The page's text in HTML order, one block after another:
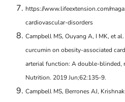
https://www.lifeextension.com/
cardiovascular-disorders
Campbell MS, Ouyang A, I MK, et
curcumin on obesity-associated
arterial function: A double-blinded,
Nutrition. 2019 Jun;62:135-9.
Campbell MS, Berrones AJ,